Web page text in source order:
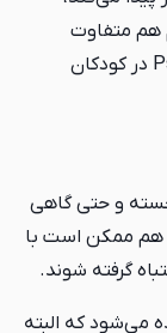
هم متفاوت
باشند. اما به طور کلی علائم بیماری Psoriasis در کودکان
و حتی گاهی
هم ممکن است با
گرفته شوند.
می‌شود که البته